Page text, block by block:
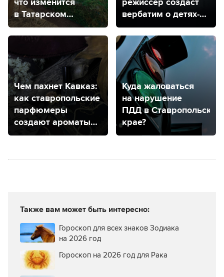
в Татарском
городище?
вербатим о детях-
сиротах
Чем пахнет Кавказ:
как ставропольские
парфюмеры
создают ароматы
КМВ
Куда жаловаться
на нарушение
ПДД в Ставропольском
крае?
Также вам может быть интересно:
Гороскоп для всех знаков Зодиака
на 2026 год
Гороскоп на 2026 год для Рака